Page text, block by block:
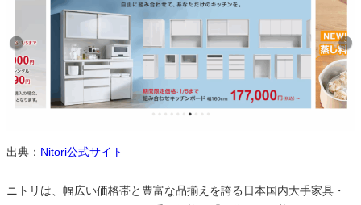
出典： Nitori公式サイト
ニトリは、幅広い価格帯と豊富な品揃えを誇る日本国内大手家具・